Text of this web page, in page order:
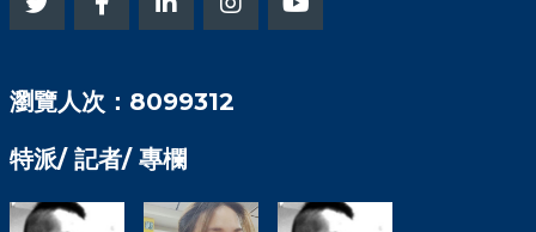
瀏覽人次：8099312
特派/ 記者/ 專欄